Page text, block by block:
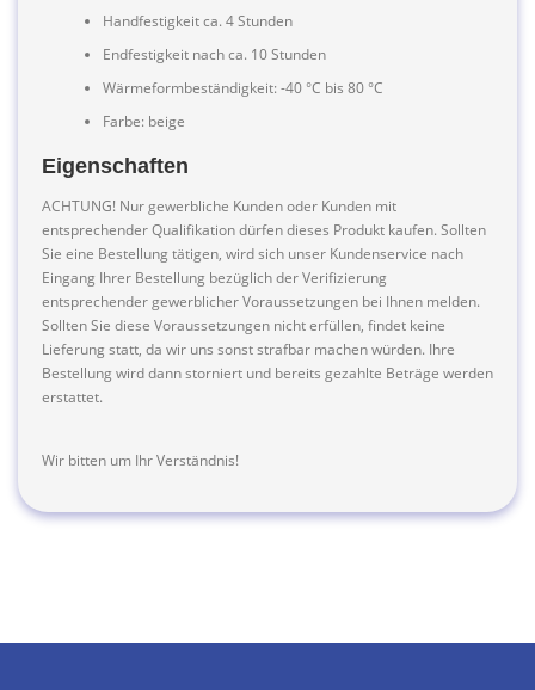
Handfestigkeit ca. 4 Stunden
Endfestigkeit nach ca. 10 Stunden
Wärmeformbeständigkeit: -40 °C bis 80 °C
Farbe: beige
Eigenschaften
ACHTUNG! Nur gewerbliche Kunden oder Kunden mit
entsprechender Qualifikation dürfen dieses Produkt kaufen. Sollten
Sie eine Bestellung tätigen, wird sich unser Kundenservice nach
Eingang Ihrer Bestellung bezüglich der Verifizierung
entsprechender gewerblicher Voraussetzungen bei Ihnen melden.
Sollten Sie diese Voraussetzungen nicht erfüllen, findet keine
Lieferung statt, da wir uns sonst strafbar machen würden. Ihre
Bestellung wird dann storniert und bereits gezahlte Beträge werden
erstattet.
Wir bitten um Ihr Verständnis!